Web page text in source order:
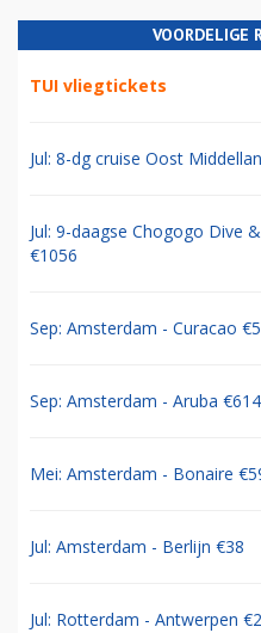
VOORDELIGE
TUI vliegtickets
Jul: 8-dg cruise Oost
Jul: 9-daagse Chogogo Dive
€1056
Sep: Amsterdam - Curacao
Sep: Amsterdam - Aruba €614
Mei: Amsterdam - Bonaire
Jul: Amsterdam - Berlijn €38
Jul: Rotterdam - Antwerpen